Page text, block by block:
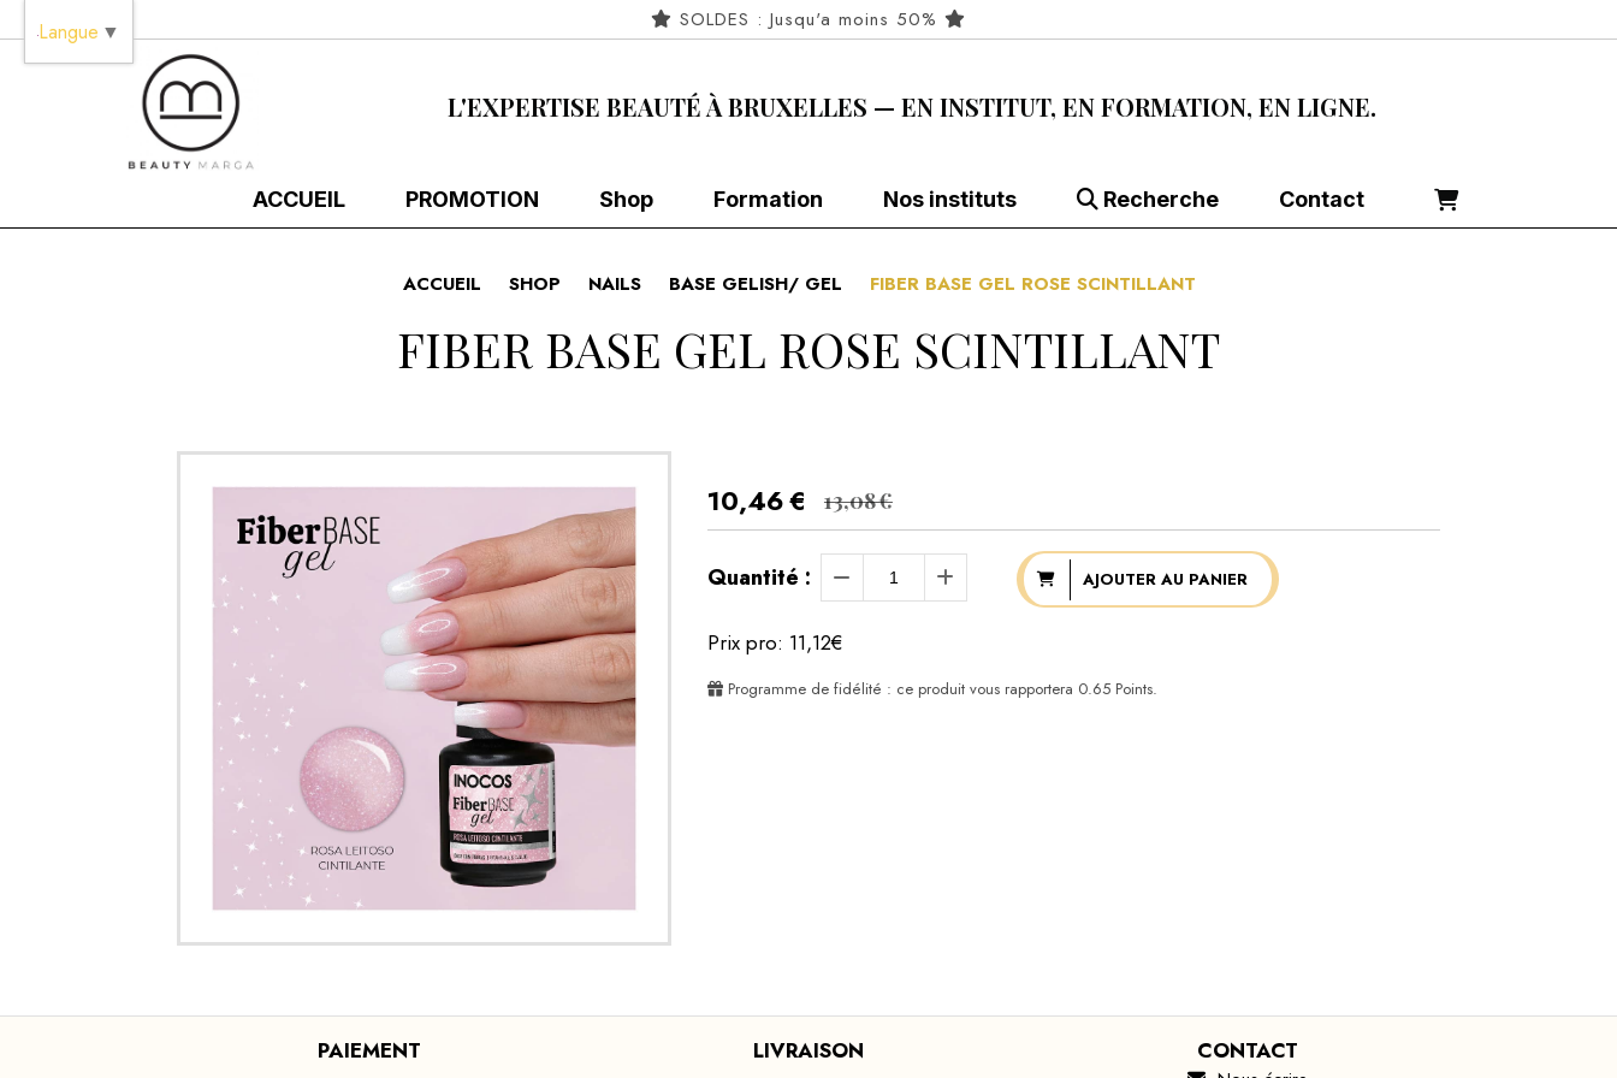
SOLDES : Jusqu'a moins 50%
L'EXPERTISE BEAUTÉ À BRUXELLES — EN INSTITUT, EN FORMATION, EN LIGNE.
ACCUEIL PROMOTION Shop Formation Nos instituts Recherche Contact
ACCUEIL SHOP NAILS BASE GELISH/ GEL FIBER BASE GEL ROSE SCINTILLANT
FIBER BASE GEL ROSE SCINTILLANT
10,46€ 13,08€
Quantité : AJOUTER AU PANIER
Prix pro: 11,12€
Programme de fidélité : ce produit vous rapportera 0.65Points.
PAIEMENT LIVRAISON CONTACT
Langue ▼